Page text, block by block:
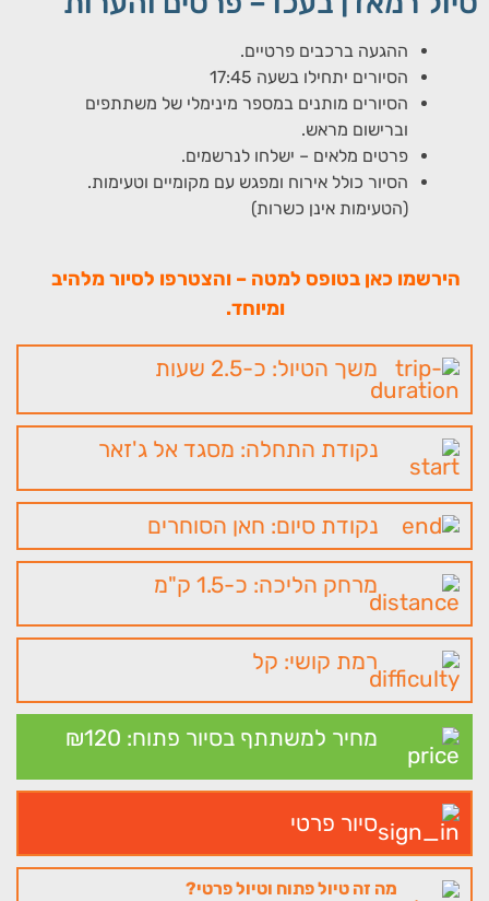
ההגעה ברכבים פרטיים.
הסיורים יתחילו בשעה 17:45
הסיורים מותנים במספר מינימלי של משתתפים
וברישום מראש.
פרטים מלאים – ישלחו לנרשמים.
הסיור כולל אירוח ומפגש עם מקומיים וטעימות.
(הטעימות אינן כשרות)
הירשמו כאן בטופס למטה – והצטרפו לסיור מלהיב
ומיוחד.
משך הטיול: כ-2.5 שעות
נקודת התחלה: מסגד אל ג'זאר
נקודת סיום: חאן הסוחרים
מרחק הליכה: כ-1.5 ק"מ
רמת קושי: קל
מחיר למשתתף בסיור פתוח: 120 ₪
סיור פרטי
מה זה טיול פתוח וטיול פרטי?